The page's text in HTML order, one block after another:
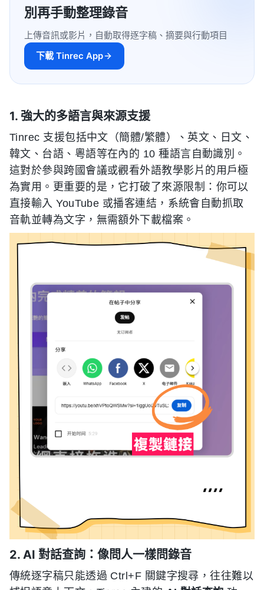
別再手動整理錄音
上傳音訊或影片，自動取得逐字稿、摘要與行動項目
下載 Tinrec App
1. 強大的多語言與來源支援
Tinrec 支援包括中文（簡體/繁體）、英文、日文、
韓文、台語、粵語等在內的 10 種語言自動識別。
這對於參與跨國會議或觀看外語教學影片的用戶極
為實用。更重要的是，它打破了來源限制：你可以
直接輸入 YouTube 或播客連結，系統會自動抓取
音軌並轉為文字，無需額外下載檔案。
2. AI 對話查詢：像問人一樣問錄音
傳統逐字稿只能透過 Ctrl+F 關鍵字搜尋，往往難以